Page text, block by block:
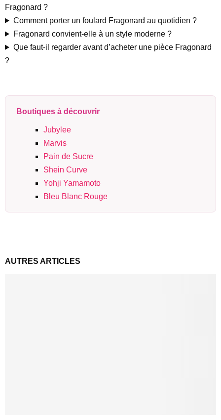
Fragonard ?
Comment porter un foulard Fragonard au quotidien ?
Fragonard convient-elle à un style moderne ?
Que faut-il regarder avant d’acheter une pièce Fragonard
?
Boutiques à découvrir
Jubylee
Marvis
Pain de Sucre
Shein Curve
Yohji Yamamoto
Bleu Blanc Rouge
AUTRES ARTICLES